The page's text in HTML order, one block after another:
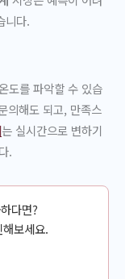
니다.
도를 파악할 수 있습
의해도 되고, 만족스
는 실시간으로 변하기
.
다면?
보세요.